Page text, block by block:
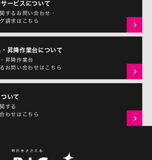
ービスについて
するお問い合わせ・
請求はこちら
昇降作業台について
昇降作業台
お問い合わせはこちら
いて
する
わせはこちら